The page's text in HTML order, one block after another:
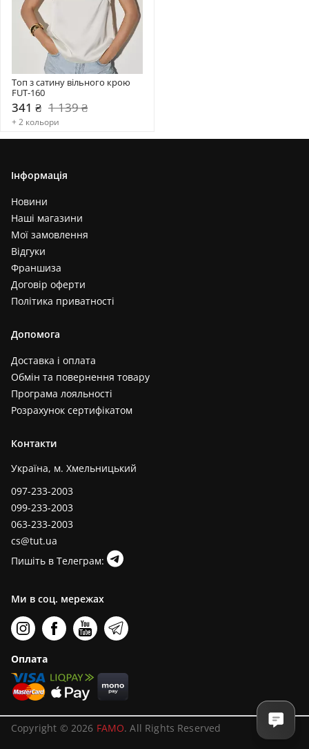
Топ з сатину вільного крою
FUT-160
341 ₴ 1 139 ₴
+ 2 кольори
Інформація
Новини
Наші магазини
Мої замовлення
Відгуки
Франшиза
Договір оферти
Політика приватності
Допомога
Доставка і оплата
Обмін та повернення товару
Програма лояльності
Розрахунок сертифікатом
Контакти
Україна, м. Хмельницький
097-233-2003
099-233-2003
063-233-2003
cs@tut.ua
Пишіть в Телеграм:
Ми в соц. мережах
Оплата
Copyright © 2026 FAMO. All Rights Reserved